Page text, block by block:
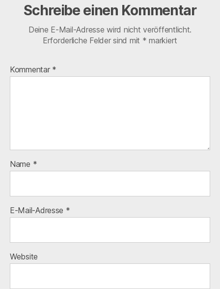
Schreibe einen Kommentar
Deine E-Mail-Adresse wird nicht veröffentlicht.
Erforderliche Felder sind mit * markiert
Kommentar *
Name *
E-Mail-Adresse *
Website